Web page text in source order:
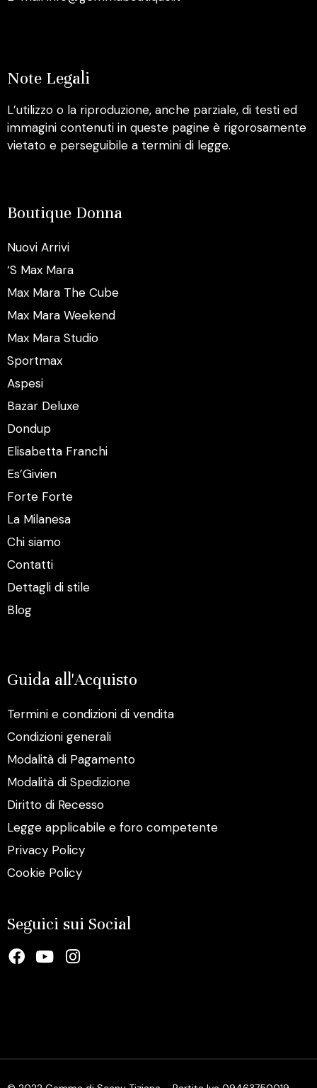
Note Legali
L’utilizzo o la riproduzione, anche parziale, di testi ed
immagini contenuti in queste pagine è rigorosamente
vietato e perseguibile a termini di legge.
Boutique Donna
Nuovi Arrivi
‘S Max Mara
Max Mara The Cube
Max Mara Weekend
Max Mara Studio
Sportmax
Aspesi
Bazar Deluxe
Dondup
Elisabetta Franchi
Es’Givien
Forte Forte
La Milanesa
Chi siamo
Contatti
Dettagli di stile
Blog
Guida all'Acquisto
Termini e condizioni di vendita
Condizioni generali
Modalità di Pagamento
Modalità di Spedizione
Diritto di Recesso
Legge applicabile e foro competente
Privacy Policy
Cookie Policy
Seguici sui Social